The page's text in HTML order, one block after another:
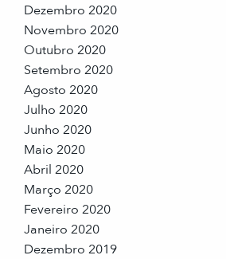
Dezembro 2020
Novembro 2020
Outubro 2020
Setembro 2020
Agosto 2020
Julho 2020
Junho 2020
Maio 2020
Abril 2020
Março 2020
Fevereiro 2020
Janeiro 2020
Dezembro 2019